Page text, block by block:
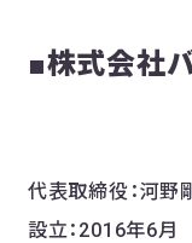
■株式会社
代表取締役：河野
設立：2016年6月